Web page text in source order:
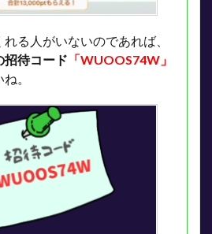
る人がいないのであれば、
招待コード 「WUOOS74W」
。